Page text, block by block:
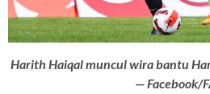
Harith Haiqal muncul wira bantu
— Facebook/